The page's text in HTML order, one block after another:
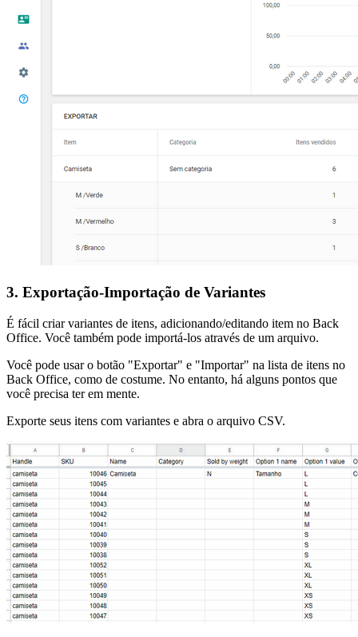
3. Exportação-Importação de Variantes
É fácil criar variantes de itens, adicionando/editando item no Back
Office. Você também pode importá-los através de um arquivo.
Você pode usar o botão "Exportar" e "Importar" na lista de itens no
Back Office, como de costume. No entanto, há alguns pontos que
você precisa ter em mente.
Exporte seus itens com variantes e abra o arquivo CSV.